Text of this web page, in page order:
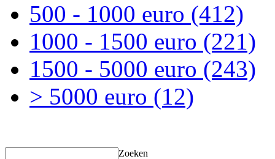
500 - 1000 euro (412)
1000 - 1500 euro (221)
1500 - 5000 euro (243)
> 5000 euro (12)
Zoeken